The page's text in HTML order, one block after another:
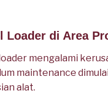
Loader di Area
mengalami
maintenance
alat.